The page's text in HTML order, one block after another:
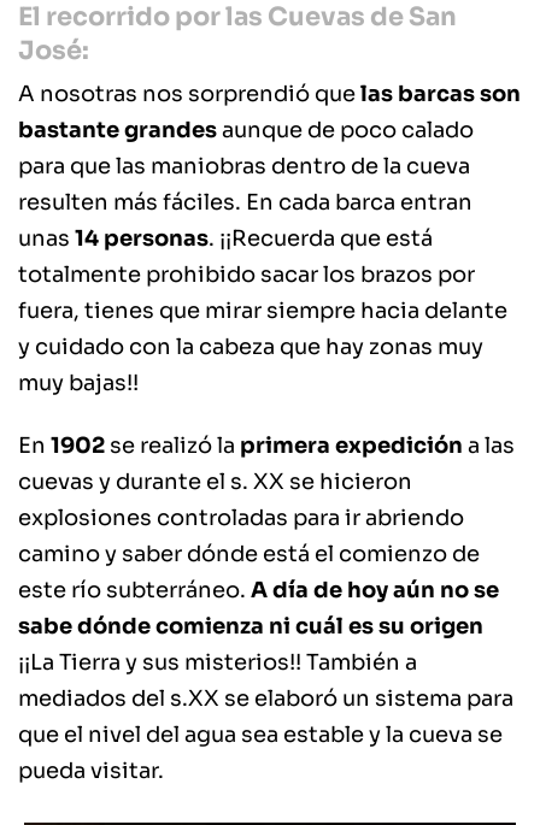
El recorrido por las Cuevas de San
José:
A nosotras nos sorprendió quelas barcas son
bastante grandesaunque de poco calado
para que las maniobras dentro de la cueva
resulten más fáciles. En cada barca entran
unas 14 personas. ¡¡Recuerda que está
totalmente prohibido sacar los brazos por
fuera, tienes que mirar siempre hacia delante
y cuidado con la cabeza que hay zonas muy
muy bajas!!
En 1902 se realizó la primera expedición a las
cuevas y durante el s. XX se hicieron
explosiones controladas para ir abriendo
camino y saber dónde está el comienzo de
este río subterráneo. A día de hoy aún no se
sabe dónde comienza ni cuál es su origen
¡¡La Tierra y sus misterios!! También a
mediados del s.XX se elaboró un sistema para
que el nivel del agua sea estable y la cueva se
pueda visitar.